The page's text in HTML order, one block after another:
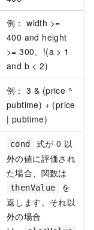
例： width >=
400 and height
>= 300、!(a > 1
and b < 2)
例： 3 & (price ^
pubtime) + (price
| pubtime)
cond
式が 0 以
外の値に評価され
た場合、関数は
thenValue
を
返します。それ以
外の場合